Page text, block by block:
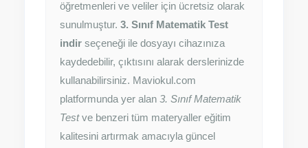
öğretmenleri ve veliler için ücretsiz olarak
sunulmuştur. 3. Sınıf Matematik Test
indir seçeneği ile dosyayı cihazınıza
kaydedebilir, çıktısını alarak derslerinizde
kullanabilirsiniz. Maviokul.com
platformunda yer alan 3. Sınıf Matematik
Testve benzeri tüm materyaller eğitim
kalitesini artırmak amacıyla güncel